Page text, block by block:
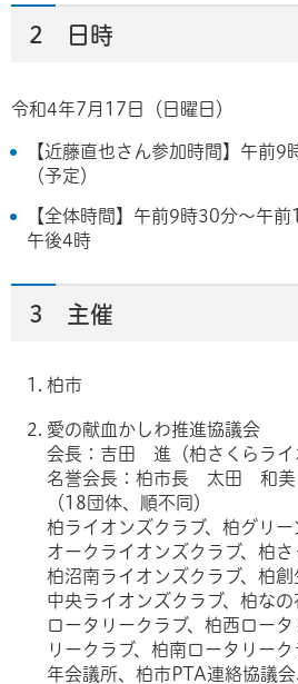
2 日時
令和4年7月17日（日曜日）
【近藤直也さん参加時間】午前
（予定）
【全体時間】午前9時30分～午
午後4時
3 主催
柏市
愛の献血かしわ推進協議会
会長：吉田 進（柏さくらライ
名誉会長：柏市長 太田 和美
（18団体、順不同）
柏ライオンズクラブ、柏グリ
オークライオンズクラブ、柏さ
柏沼南ライオンズクラブ、柏
中央ライオンズクラブ、柏な
ロータリークラブ、柏西ロー
リークラブ、柏南ロータリー
年会議所、柏市PTA連絡協議会